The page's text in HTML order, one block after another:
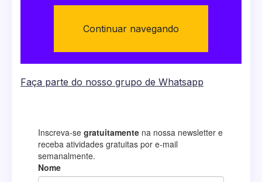
Continuar navegando
Faça parte do nosso grupo de Whatsapp